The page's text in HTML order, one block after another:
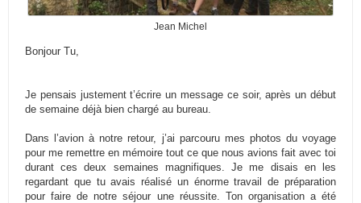
Jean Michel
Bonjour Tu,
Je pensais justement t’écrire un message ce soir, après un début
de semaine déjà bien chargé au bureau.
Dans l’avion à notre retour, j’ai parcouru mes photos du voyage
pour me remettre en mémoire tout ce que nous avions fait avec toi
durant ces deux semaines magnifiques. Je me disais en les
regardant que tu avais réalisé un énorme travail de préparation
pour faire de notre séjour une réussite. Ton organisation a été